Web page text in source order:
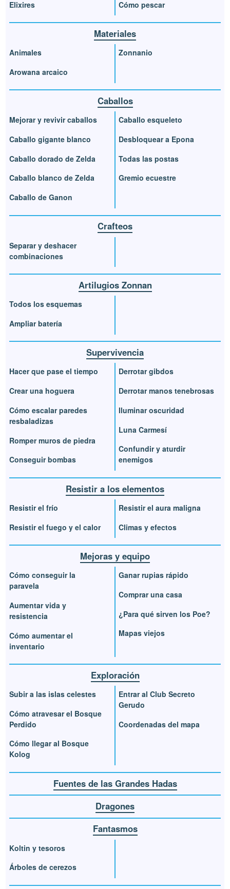
Elixires Cómo pescar
Materiales
Animales
Arowana arcaico
Zonnanio
Caballos
Mejorar y revivir caballos
Caballo gigante blanco
Caballo dorado de Zelda
Caballo blanco de Zelda
Caballo de Ganon
Caballo esqueleto
Desbloquear a Epona
Todas las postas
Gremio ecuestre
Crafteos
Separar y deshacer
combinaciones
Artilugios Zonnan
Todos los esquemas
Ampliar batería
Supervivencia
Hacer que pase el tiempo
Crear una hoguera
Cómo escalar paredes
resbaladizas
Romper muros de piedra
Conseguir bombas
Derrotar gibdos
Derrotar manos tenebrosas
Iluminar oscuridad
Luna Carmesí
Confundir y aturdir
enemigos
Resistir a los elementos
Resistir el frío
Resistir el fuego y el calor
Resistir el aura maligna
Climas y efectos
Mejoras y equipo
Cómo conseguir la
paravela
Aumentar vida y
resistencia
Cómo aumentar el
inventario
Ganar rupias rápido
Comprar una casa
¿Para qué sirven los Poe?
Mapas viejos
Exploración
Subir a las islas celestes
Cómo atravesar el Bosque
Perdido
Cómo llegar al Bosque
Kolog
Entrar al Club Secreto
Gerudo
Coordenadas del mapa
Fuentes de las Grandes Hadas
Dragones
Fantasmos
Koltin y tesoros
Árboles de cerezos